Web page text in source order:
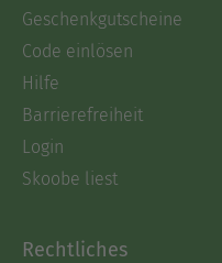
Geschenkgutscheine
Code einlösen
Hilfe
Barrierefreiheit
Login
Skoobe liest
Rechtliches